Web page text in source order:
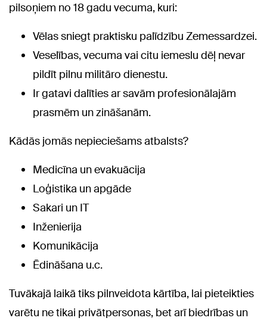
pilsoņiem no 18 gadu vecuma, kuri:
Vēlas sniegt praktisku palīdzību Zemessardzei.
Veselības, vecuma vai citu iemeslu dēļ nevar
pildīt pilnu militāro dienestu.
Ir gatavi dalīties ar savām profesionālajām
prasmēm un zināšanām.
Kādās jomās nepieciešams atbalsts?
Medicīna un evakuācija
Loģistika un apgāde
Sakari un IT
Inženierija
Komunikācija
Ēdināšana u.c.
Tuvākajā laikā tiks pilnveidota kārtība, lai pieteikties
varētu ne tikai privātpersonas, bet arī biedrības un